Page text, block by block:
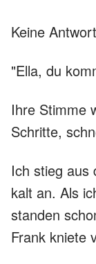
Keine
"Ella, du
Ihre Stimme
Schritte,
Ich stieg aus
kalt an. Als
standen
Frank kniete